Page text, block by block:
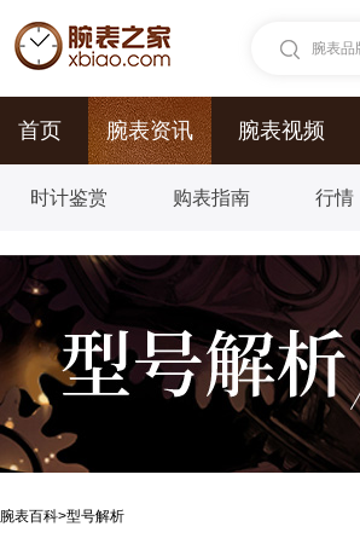
腕表品
首页 腕表资讯 腕表视频
时计鉴赏 购表指南 行情
腕表百科>型号解析